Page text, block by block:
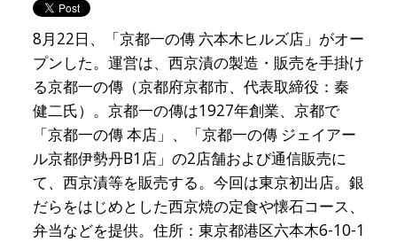
8月22日、「京都一の傳 六本木ヒルズ店」がオー
プンした。運営は、西京漬の製造・販売を手掛け
る京都一の傳（京都府京都市、代表取締役：秦
健二氏）。京都一の傳は1927年創業、京都で
「京都一の傳 本店」、「京都一の傳 ジェイアー
ル京都伊勢丹B1店」の2店舗および通信販売に
て、西京漬等を販売する。今回は東京初出店。銀
だらをはじめとした西京焼の定食や懐石コース、
弁当などを提供。住所：東京都港区六本木6-10-1